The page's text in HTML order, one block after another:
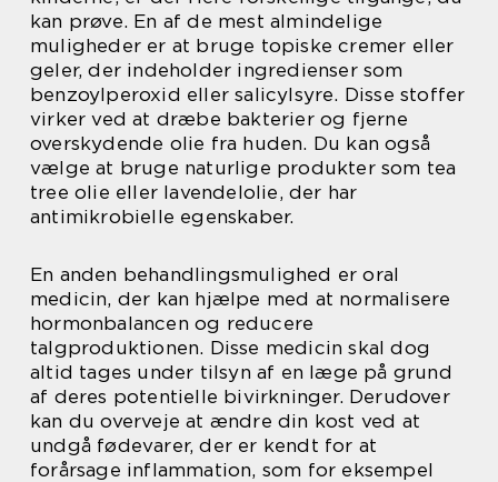
kan prøve. En af de mest almindelige
muligheder er at bruge topiske cremer eller
geler, der indeholder ingredienser som
benzoylperoxid eller salicylsyre. Disse stoffer
virker ved at dræbe bakterier og fjerne
overskydende olie fra huden. Du kan også
vælge at bruge naturlige produkter som tea
tree olie eller lavendelolie, der har
antimikrobielle egenskaber.
En anden behandlingsmulighed er oral
medicin, der kan hjælpe med at normalisere
hormonbalancen og reducere
talgproduktionen. Disse medicin skal dog
altid tages under tilsyn af en læge på grund
af deres potentielle bivirkninger. Derudover
kan du overveje at ændre din kost ved at
undgå fødevarer, der er kendt for at
forårsage inflammation, som for eksempel